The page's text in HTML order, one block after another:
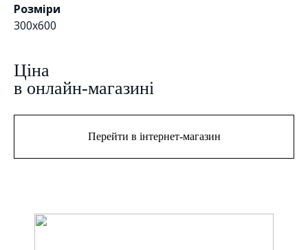
Розміри
300x600
Цiна
в онлайн-магазині
Перейти в інтернет-магазин